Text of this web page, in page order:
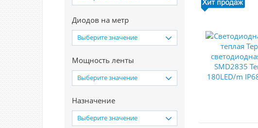
Диодов на метр
Выберите значение
Мощность ленты
Выберите значение
Назначение
Выберите значение